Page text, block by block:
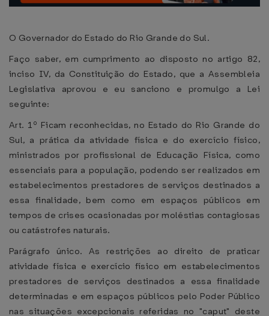
O Governador do Estado do Rio Grande do Sul.
Faço saber, em cumprimento ao disposto no artigo 82,
inciso IV, da Constituição do Estado, que a Assembleia
Legislativa aprovou e eu sanciono e promulgo a Lei
seguinte:
Art. 1º Ficam reconhecidas, no Estado do Rio Grande do
Sul, a prática da atividade física e do exercício físico,
ministrados por profissional de Educação Física, como
essenciais para a população, podendo ser realizados em
estabelecimentos prestadores de serviços destinados a
essa finalidade, bem como em espaços públicos em
tempos de crises ocasionadas por moléstias contagiosas
ou catástrofes naturais.
Parágrafo único. As restrições ao direito de praticar
atividade física e exercício físico em estabelecimentos
prestadores de serviços destinados a essa finalidade
determinadas e em espaços públicos pelo Poder Público
nas situações excepcionais referidas no "caput" deste